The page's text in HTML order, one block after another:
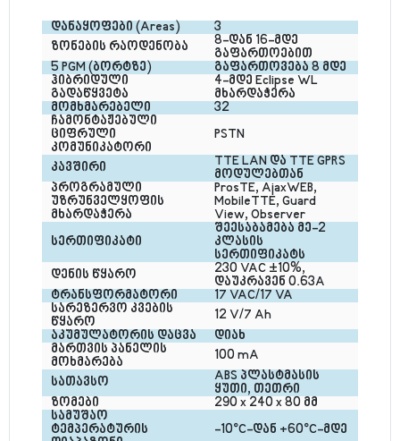
დანაყოფები (Areas)
3
ზონების რაოდენობა
8-დან 16-მდე
გაფართოებით
5 PGM (ბორტზე) გაფართოვება 8 მდე
ჰიბრიდული
გადაწყვეტა
4-მდე Eclipse WL
მხარდაჭერა
მომხმარებელი 32
ჩამონტაჟებული
ციფრული
კომუნიკატორი
PSTN
კავშირი
TTE LAN და TTE GPRS
მოდულებთან
პროგრამული
უზრუნველყოფის
მხარდაჭერა
ProsTE, AjaxWEB,
MobileTTE, Guard
View, Observer
სერთიფიკატი
შეესაბამება მე-2
კლასის
სერთიფიკატს
დენის წყარო
230 VAC ±10%,
დაუკრავენ 0.63A
ტრანსფორმატორი 17 VAC/17 VA
სარეზერვო კვების
წყარო
12 V/7 Ah
აკუმულატორის დაცვა
დიახ
მართვის პანელის
მოხმარება
100 mA
სათავსო
ABS პლასტმასის
ყუთი, თეთრი
ზომები 290 x 240 x 80 მმ
სამუშაო
ტემპერატურის
-10°C-დან +60°C-მდე